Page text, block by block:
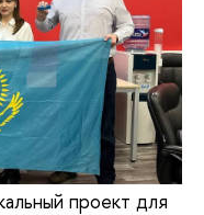
проект для